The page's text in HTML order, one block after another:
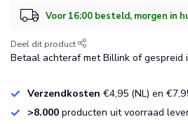
Voor 16:00 besteld, morgen in
Deel dit product
Betaal achteraf met Billink of gespreid
Verzendkosten €4,95 (NL) en
>8.000 producten uit voorraad